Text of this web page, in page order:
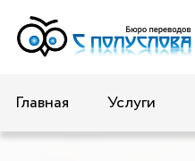
Главная Услуги